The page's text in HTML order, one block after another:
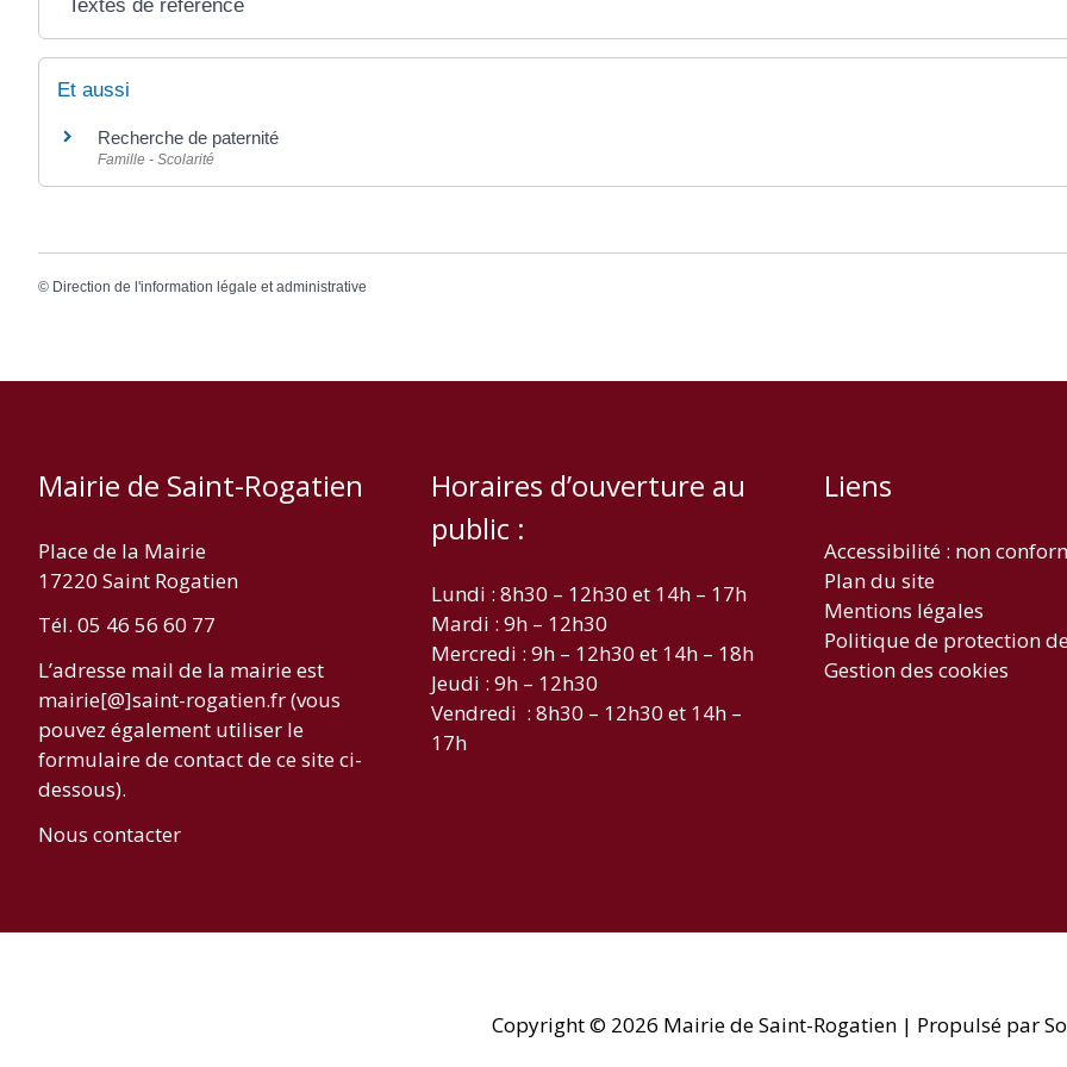
Textes de référence
Et aussi
Recherche de paternité
Famille - Scolarité
© Direction de l'information légale et administrative
Mairie de Saint-Rogatien
Place de la Mairie
17220 Saint Rogatien
Tél. 05 46 56 60 77
L’adresse mail de la mairie est
mairie[@]saint-rogatien.fr (vous
pouvez également utiliser le
formulaire de contact de ce site ci-
dessous).
Nous contacter
Horaires d’ouverture au
public :
Lundi : 8h30 – 12h30 et 14h – 17h
Mardi : 9h – 12h30
Mercredi : 9h – 12h30 et 14h – 18h
Jeudi : 9h – 12h30
Vendredi : 8h30 – 12h30 et 14h –
17h
Liens
Accessibilité : non
Plan du site
Mentions légales
Politique de protection
Gestion des cookies
Copyright © 2026 Mairie de Saint-Rogatien| Propulsé par